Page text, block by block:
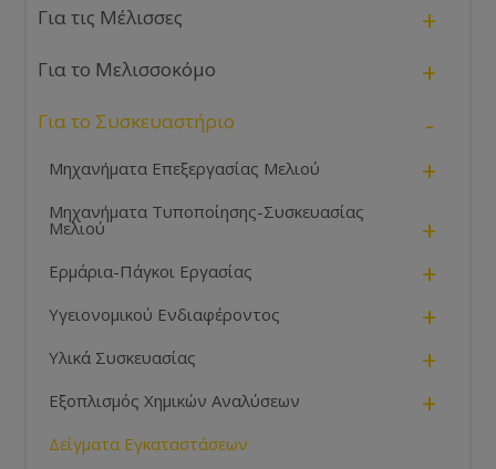
Για τις Μέλισσες +
Για το Μελισσοκόμο +
Για το Συσκευαστήριο -
Μηχανήματα Επεξεργασίας Μελιού +
Μηχανήματα Τυποποίησης-Συσκευασίας
Μελιού +
Ερμάρια-Πάγκοι Εργασίας +
Υγειονομικού Ενδιαφέροντος +
Υλικά Συσκευασίας +
Εξοπλισμός Χημικών Αναλύσεων +
Δείγματα Εγκαταστάσεων